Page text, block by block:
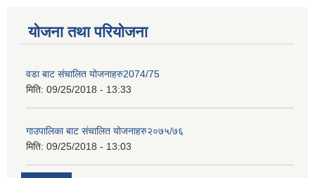
योजना तथा परियोजना
वडा बाट संचालित योजनाहरु2074/75
मिति: 09/25/2018 - 13:33
गाउपालिका बाट संचालित योजनाहरु२०७५/७६
मिति: 09/25/2018 - 13:03